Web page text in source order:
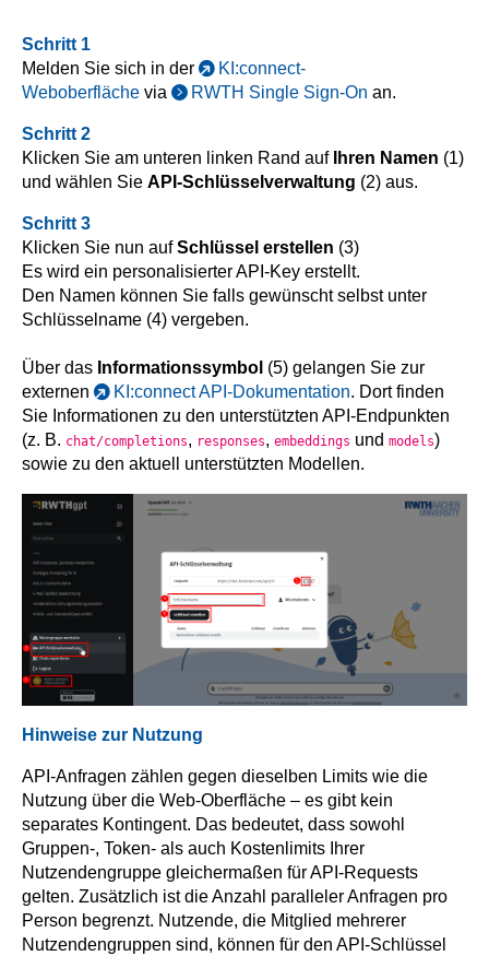
Schritt 1
Melden Sie sich in der
KI:connect-
Weboberfläche via RWTH Single Sign-On an.
Schritt 2
Klicken Sie am unteren linken Rand auf Ihren Namen (1)
und wählen Sie API-Schlüsselverwaltung (2) aus.
Schritt 3
Klicken Sie nun aufSchlüssel erstellen (3)
Es wird ein personalisierter API-Key erstellt.
Den Namen können Sie falls gewünscht selbst unter
Schlüsselname (4) vergeben.
Über das Informationssymbol (5) gelangen Sie zur
externen
KI:connect API-Dokumentation. Dort finden
Sie Informationen zu den unterstützten API-Endpunkten
(z. B. chat/completions, responses, embeddings und models)
sowie zu den aktuell unterstützten Modellen.
Hinweise zur Nutzung
API-Anfragen zählen gegen dieselben Limits wie die
Nutzung über die Web-Oberfläche – es gibt kein
separates Kontingent. Das bedeutet, dass sowohl
Gruppen-, Token- als auch Kostenlimits Ihrer
Nutzendengruppe gleichermaßen für API-Requests
gelten. Zusätzlich ist die Anzahl paralleler Anfragen pro
Person begrenzt. Nutzende, die Mitglied mehrerer
Nutzendengruppen sind, können für den API-Schlüssel